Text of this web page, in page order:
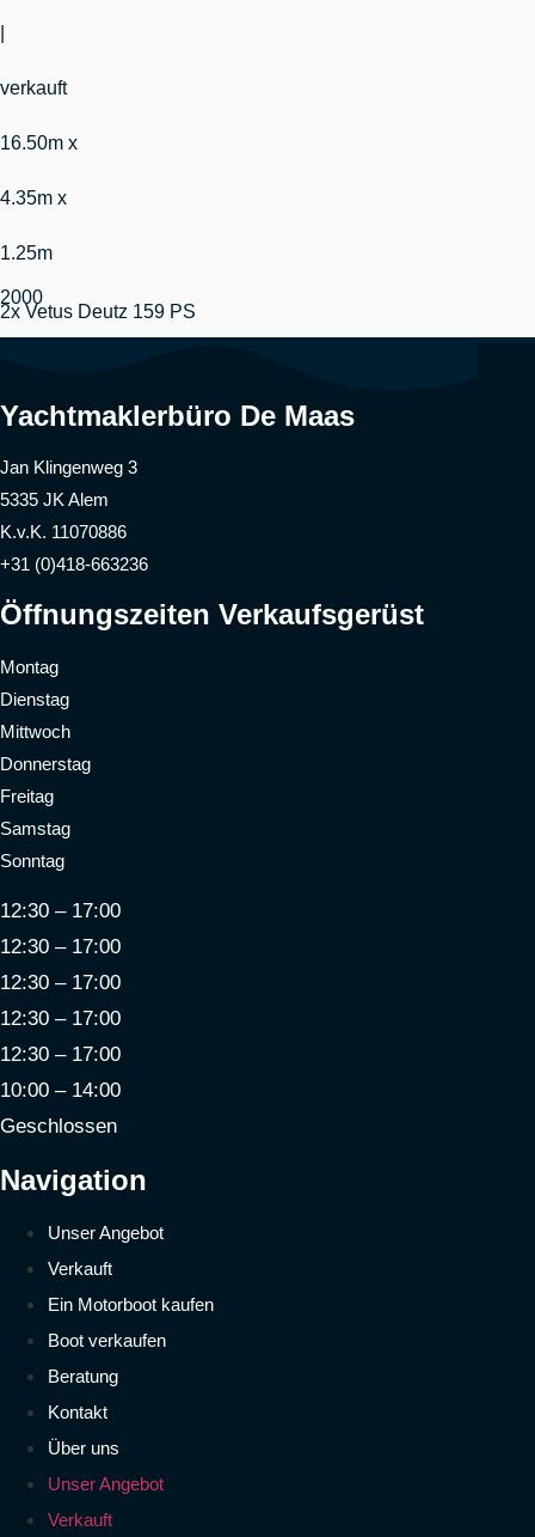
verkauft
16.50m x
4.35m x
1.25m
2000
2x Vetus Deutz 159 PS
Yachtmaklerbüro De Maas
Jan Klingenweg 3
5335 JK Alem
K.v.K. 11070886
+31 (0)418-663236
Öffnungszeiten Verkaufsgerüst
Montag
Dienstag
Mittwoch
Donnerstag
Freitag
Samstag
Sonntag
12:30 – 17:00
12:30 – 17:00
12:30 – 17:00
12:30 – 17:00
12:30 – 17:00
10:00 – 14:00
Geschlossen
Navigation
Unser Angebot
Verkauft
Ein Motorboot kaufen
Boot verkaufen
Beratung
Kontakt
Über uns
Unser Angebot
Verkauft